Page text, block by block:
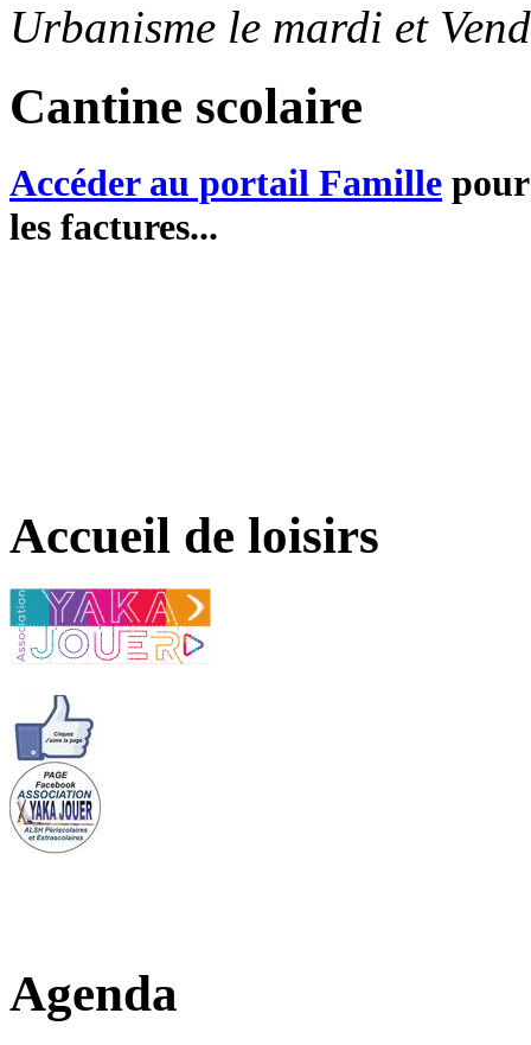
Urbanisme le mardi et
Cantine scolaire
Accéder au portail Famille
les factures...
Accueil de loisirs
Agenda